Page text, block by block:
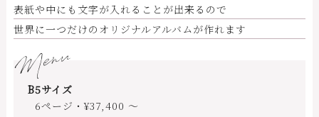
表紙や中にも文字が入れることが出来るので
世界に一つだけのオリジナルアルバムが作れます
Menu
B5サイズ
6ページ・¥37,400 ～